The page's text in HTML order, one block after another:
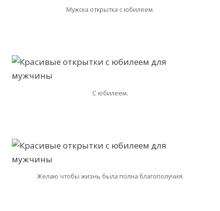
Мужска открытка с юбилеем.
С юбилеем.
Желаю чтобы жизнь была полна благополучия.